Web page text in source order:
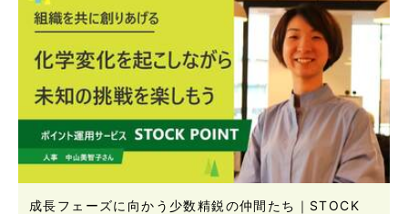
成長フェーズに向かう少数精鋭の仲間たち｜STOCK